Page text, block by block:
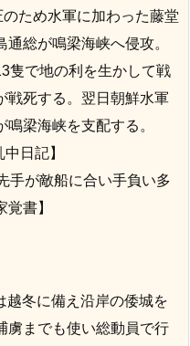
ため水軍に加わった藤堂
総が鳴梁海峡へ侵攻。
隻で地の利を生かして戦
戦死する。翌日朝鮮水軍
梁海峡を支配する。
日記】
手が敵船に合い手負い多
書】
越冬に備え沿岸の倭城を
虜までも使い総動員で行